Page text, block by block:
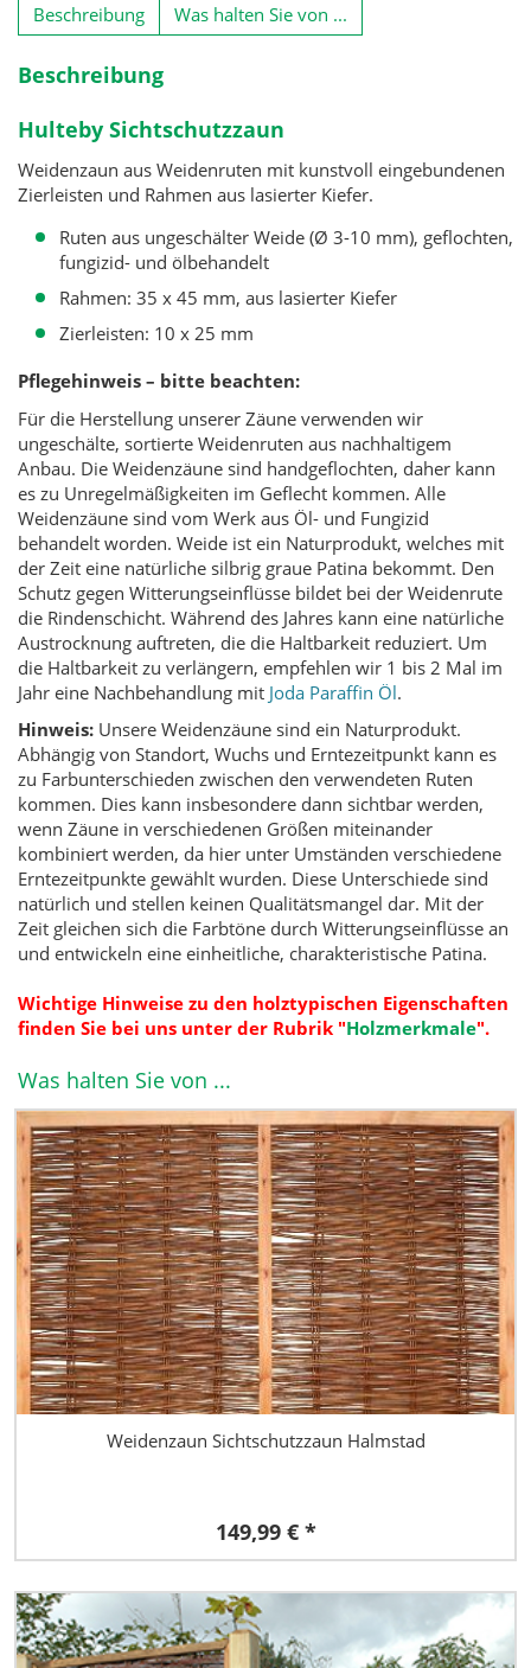
Beschreibung Was halten Sie von ...
Beschreibung
Hulteby Sichtschutzzaun
Weidenzaun aus Weidenruten mit kunstvoll eingebundenen
Zierleisten und Rahmen aus lasierter Kiefer.
Ruten aus ungeschälter Weide (Ø 3-10 mm), geflochten,
fungizid- und ölbehandelt
Rahmen: 35 x 45 mm, aus lasierter Kiefer
Zierleisten: 10 x 25 mm
Pflegehinweis – bitte beachten:
Für die Herstellung unserer Zäune verwenden wir
ungeschälte, sortierte Weidenruten aus nachhaltigem
Anbau. Die Weidenzäune sind handgeflochten, daher kann
es zu Unregelmäßigkeiten im Geflecht kommen. Alle
Weidenzäune sind vom Werk aus Öl- und Fungizid
behandelt worden. Weide ist ein Naturprodukt, welches mit
der Zeit eine natürliche silbrig graue Patina bekommt. Den
Schutz gegen Witterungseinflüsse bildet bei der Weidenrute
die Rindenschicht. Während des Jahres kann eine natürliche
Austrocknung auftreten, die die Haltbarkeit reduziert. Um
die Haltbarkeit zu verlängern, empfehlen wir 1 bis 2 Mal im
Jahr eine Nachbehandlung mit Joda Paraffin Öl.
Hinweis: Unsere Weidenzäune sind ein Naturprodukt.
Abhängig von Standort, Wuchs und Erntezeitpunkt kann es
zu Farbunterschieden zwischen den verwendeten Ruten
kommen. Dies kann insbesondere dann sichtbar werden,
wenn Zäune in verschiedenen Größen miteinander
kombiniert werden, da hier unter Umständen verschiedene
Erntezeitpunkte gewählt wurden. Diese Unterschiede sind
natürlich und stellen keinen Qualitätsmangel dar. Mit der
Zeit gleichen sich die Farbtöne durch Witterungseinflüsse an
und entwickeln eine einheitliche, charakteristische Patina.
Wichtige Hinweise zu den holztypischen Eigenschaften
finden Sie bei uns unter der Rubrik "Holzmerkmale".
Was halten Sie von ...
Weidenzaun Sichtschutzzaun Halmstad
149,99 € *